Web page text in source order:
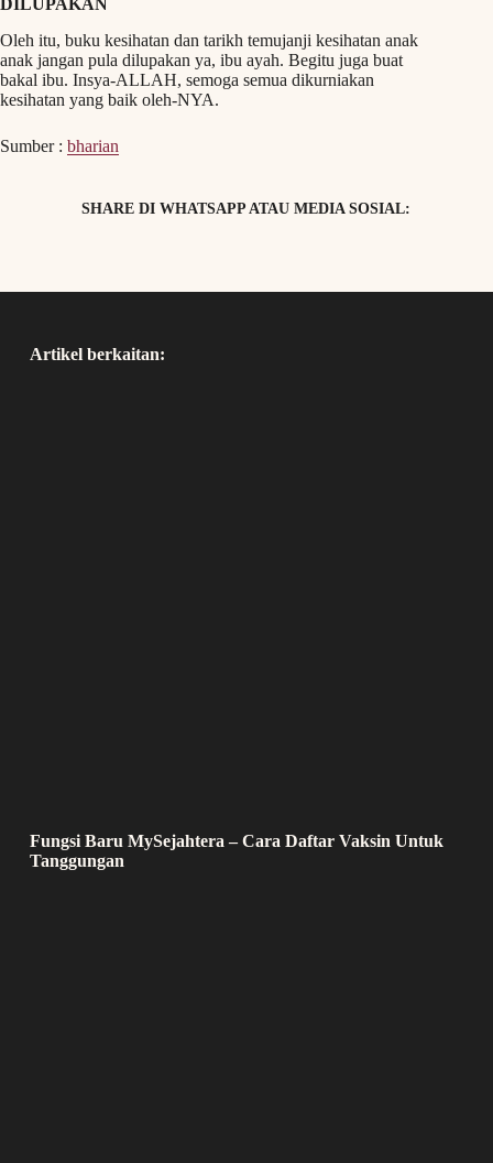
DILUPAKAN
Oleh itu, buku kesihatan dan tarikh temujanji kesihatan anak
anak jangan pula dilupakan ya, ibu ayah. Begitu juga buat
bakal ibu. Insya-ALLAH, semoga semua dikurniakan
kesihatan yang baik oleh-NYA.
Sumber : bharian
SHARE DI WHATSAPP ATAU MEDIA SOSIAL:
Artikel berkaitan:
Fungsi Baru MySejahtera – Cara Daftar Vaksin Untuk
Tanggungan